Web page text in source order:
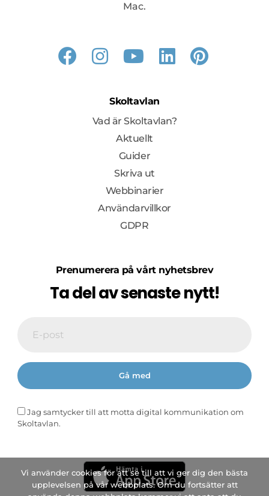
Mac.
Skoltavlan
Vad är Skoltavlan?
Aktuellt
Guider
Skriva ut
Webbinarier
Användarvillkor
GDPR
Prenumerera på vårt nyhetsbrev
Ta del av senaste nytt!
Jag samtycker till att motta digital kommunikation om
Skoltavlan.
Vi använder cookies för att se till att vi ger dig den bästa
upplevelsen på vår webbplats. Om du fortsätter att